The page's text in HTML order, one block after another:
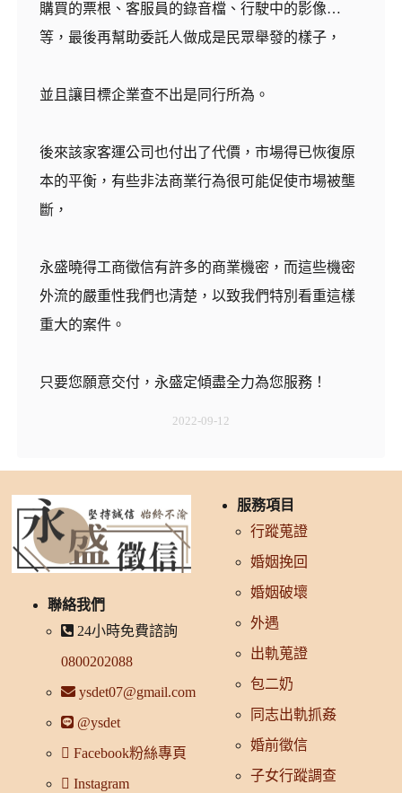
購買的票根、客服員的錄音檔、行駛中的影像…
等，最後再幫助委託人做成是民眾舉發的樣子，
並且讓目標企業查不出是同行所為。
後來該家客運公司也付出了代價，市場得已恢復原
本的平衡，有些非法商業行為很可能促使市場被壟
斷，
永盛曉得工商徵信有許多的商業機密，而這些機密
外流的嚴重性我們也清楚，以致我們特別看重這樣
重大的案件。
只要您願意交付，永盛定傾盡全力為您服務！
2022-09-12
聯絡我們
24小時免費諮詢
0800202088
ysdet07@gmail.com
@ysdet
Facebook粉絲專頁
Instagram
服務項目
行蹤蒐證
婚姻挽回
婚姻破壞
外遇
出軌蒐證
包二奶
同志出軌抓姦
婚前徵信
子女行蹤調查